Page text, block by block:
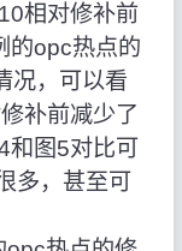
相对修补前
的opc热点的
况，可以看
补前减少了
图5对比可
多，甚至可